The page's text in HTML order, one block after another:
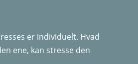
er individuelt. Hvad
ene, kan stresse den